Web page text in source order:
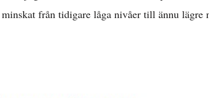
från tidigare låga nivåer till ännu lägre